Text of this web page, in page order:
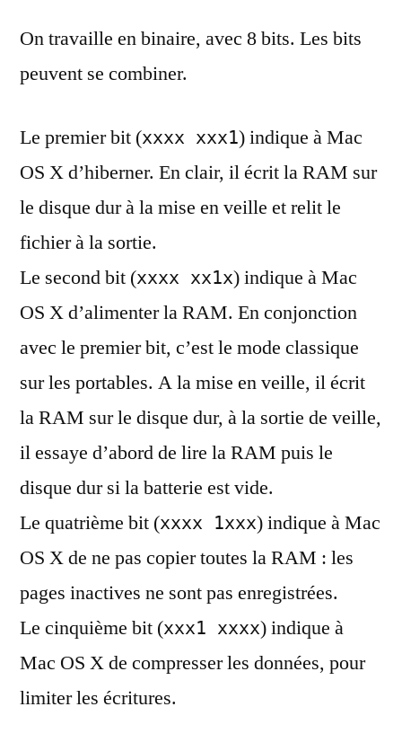
On travaille en binaire, avec 8 bits. Les bits
peuvent se combiner.
Le premier bit (xxxx xxx1) indique à Mac
OS X d’hiberner. En clair, il écrit la RAM sur
le disque dur à la mise en veille et relit le
fichier à la sortie.
Le second bit (xxxx xx1x) indique à Mac
OS X d’alimenter la RAM. En conjonction
avec le premier bit, c’est le mode classique
sur les portables. A la mise en veille, il écrit
la RAM sur le disque dur, à la sortie de veille,
il essaye d’abord de lire la RAM puis le
disque dur si la batterie est vide.
Le quatrième bit (xxxx 1xxx) indique à Mac
OS X de ne pas copier toutes la RAM : les
pages inactives ne sont pas enregistrées.
Le cinquième bit (xxx1 xxxx) indique à
Mac OS X de compresser les données, pour
limiter les écritures.